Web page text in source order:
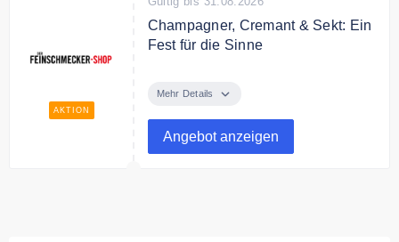
AKTION
Champagner, Cremant & Sekt: Ein
Fest für die Sinne
Cremant & Sekt schon ab 10,99€
Mehr Details
Angebot anzeigen